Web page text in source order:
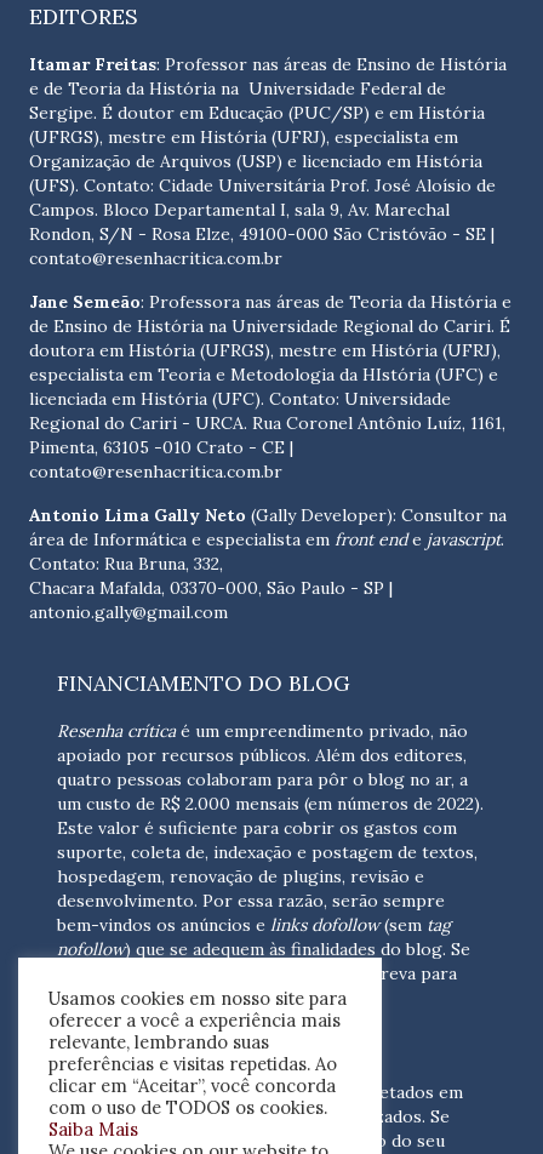
EDITORES
Itamar Freitas: Professor nas áreas de Ensino de História
e de Teoria da História na Universidade Federal de
Sergipe. É doutor em Educação (PUC/SP) e em História
(UFRGS), mestre em História (UFRJ), especialista em
Organização de Arquivos (USP) e licenciado em História
(UFS). Contato: Cidade Universitária Prof. José Aloísio de
Campos. Bloco Departamental I, sala 9, Av. Marechal
Rondon, S/N - Rosa Elze, 49100-000 São Cristóvão - SE |
contato@resenhacritica.com.br
Jane Semeão: Professora nas áreas de Teoria da História e
de Ensino de História na Universidade Regional do Cariri. É
doutora em História (UFRGS), mestre em História (UFRJ),
especialista em Teoria e Metodologia da HIstória (UFC) e
licenciada em História (UFC). Contato: Universidade
Regional do Cariri - URCA. Rua Coronel Antônio Luíz, 1161,
Pimenta, 63105 -010 Crato - CE |
contato@resenhacritica.com.br
Antonio Lima Gally Neto (Gally Developer): Consultor na
área de Informática e especialista em front ende javascript.
Contato: Rua Bruna, 332,
Chacara Mafalda, 03370-000, São Paulo - SP |
antonio.gally@gmail.com
FINANCIAMENTO DO BLOG
Resenha críticaé um empreendimento privado, não
apoiado por recursos públicos. Além dos editores,
quatro pessoas colaboram para pôr o blog no ar, a
um custo de R$ 2.000 mensais (em números de 2022).
Este valor é suficiente para cobrir os gastos com
suporte, coleta de, indexação e postagem de textos,
hospedagem, renovação de plugins, revisão e
desenvolvimento. Por essa razão, serão sempre
bem-vindos os anúncios e links dofollow(sem tag
nofollow) que se adequem às finalidades do blog. Se
escreva para
nós(contato@resenhacritica.com.br)
FONTES E ACERVO
As resenhas, dossiês e sumários são coletados em
periódicos acadêmicos e sites especializados. Se
você tem interesse em divulgar o acervo do seu
Usamos cookies em nosso site para
oferecer a você a experiência mais
relevante, lembrando suas
preferências e visitas repetidas. Ao
clicar em “Aceitar”, você concorda
com o uso de TODOS os cookies.
Saiba Mais